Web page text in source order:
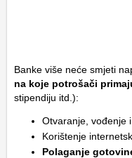
Banke više neće smjeti
na koje potrošači
stipendiju itd.):
Otvaranje, vođenje
Korištenje
Polaganje